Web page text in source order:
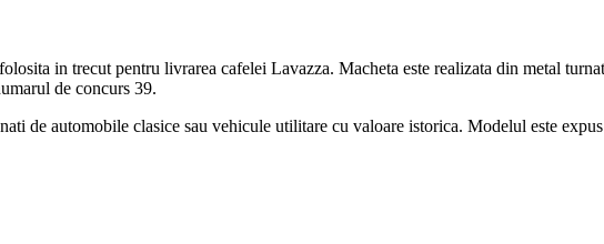
in trecut pentru livrarea cafelei Lavazza. Macheta este realizata din metal
de concurs 39.
de automobile clasice sau vehicule utilitare cu valoare istorica. Modelul este